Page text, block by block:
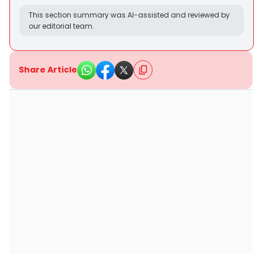
This section summary was AI-assisted and reviewed by
our editorial team.
Share Article